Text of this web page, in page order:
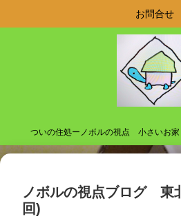
ついの住処ーノボルの視点 小さいお家
お問合せ
ノボルの視点ブログ 東
回)